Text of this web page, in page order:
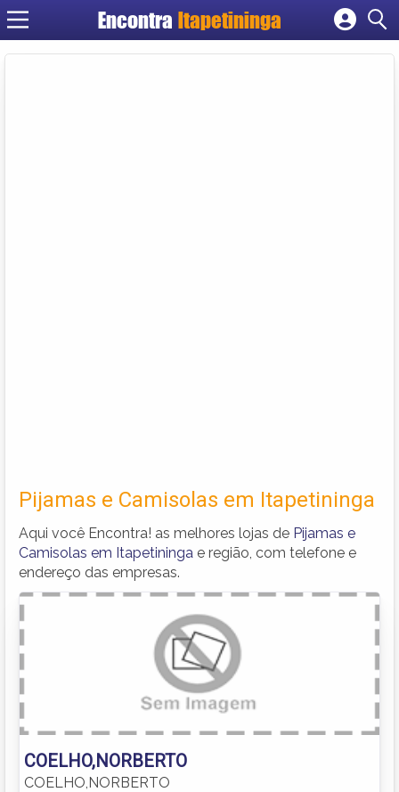
Encontra Itapetininga
Cadastrar empresa
Pijamas e Camisolas em Itapetininga
Aqui você Encontra! as melhores lojas de Pijamas e
Camisolas em Itapetininga e região, com telefone e
endereço das empresas.
COELHO,NORBERTO
COELHO,NORBERTO